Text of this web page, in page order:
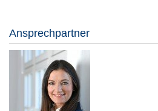
Ansprechpartner